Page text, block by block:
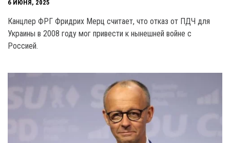
6 ИЮНЯ, 2025
Канцлер ФРГ Фридрих Мерц считает, что отказ от ПДЧ для
Украины в 2008 году мог привести к нынешней войне с
Россией.